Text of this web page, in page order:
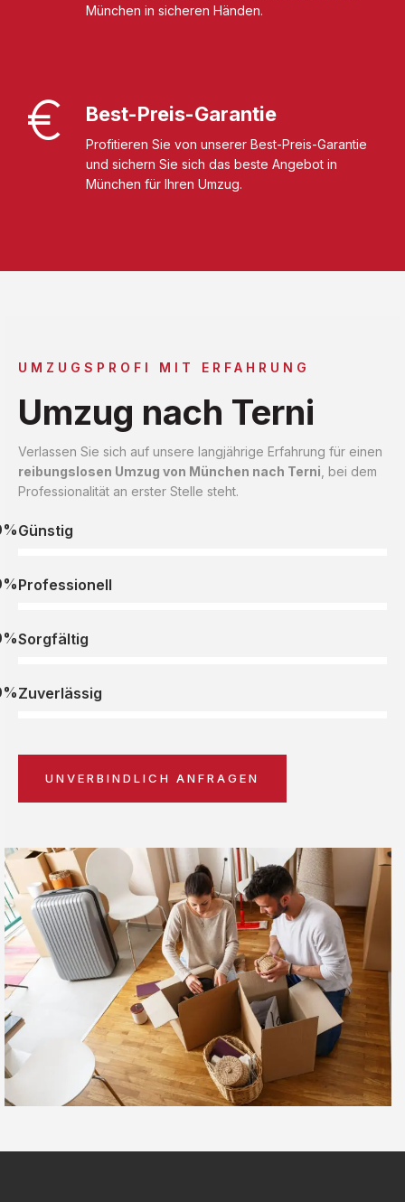
München in sicheren Händen.
Best-Preis-Garantie
Profitieren Sie von unserer Best-Preis-Garantie
und sichern Sie sich das beste Angebot in
München für Ihren Umzug.
UMZUGSPROFI MIT ERFAHRUNG
Umzug nach Terni
Verlassen Sie sich auf unsere langjährige Erfahrung für einen
reibungslosen Umzug von München nach Terni , bei dem
Professionalität an erster Stelle steht.
Günstig
Professionell
Sorgfältig
Zuverlässig
UNVERBINDLICH ANFRAGEN